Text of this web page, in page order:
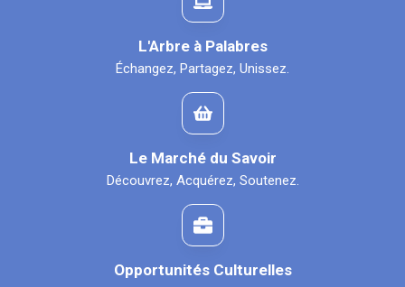
L'Arbre à Palabres
Échangez, Partagez, Unissez.
Le Marché du Savoir
Découvrez, Acquérez, Soutenez.
Opportunités Culturelles